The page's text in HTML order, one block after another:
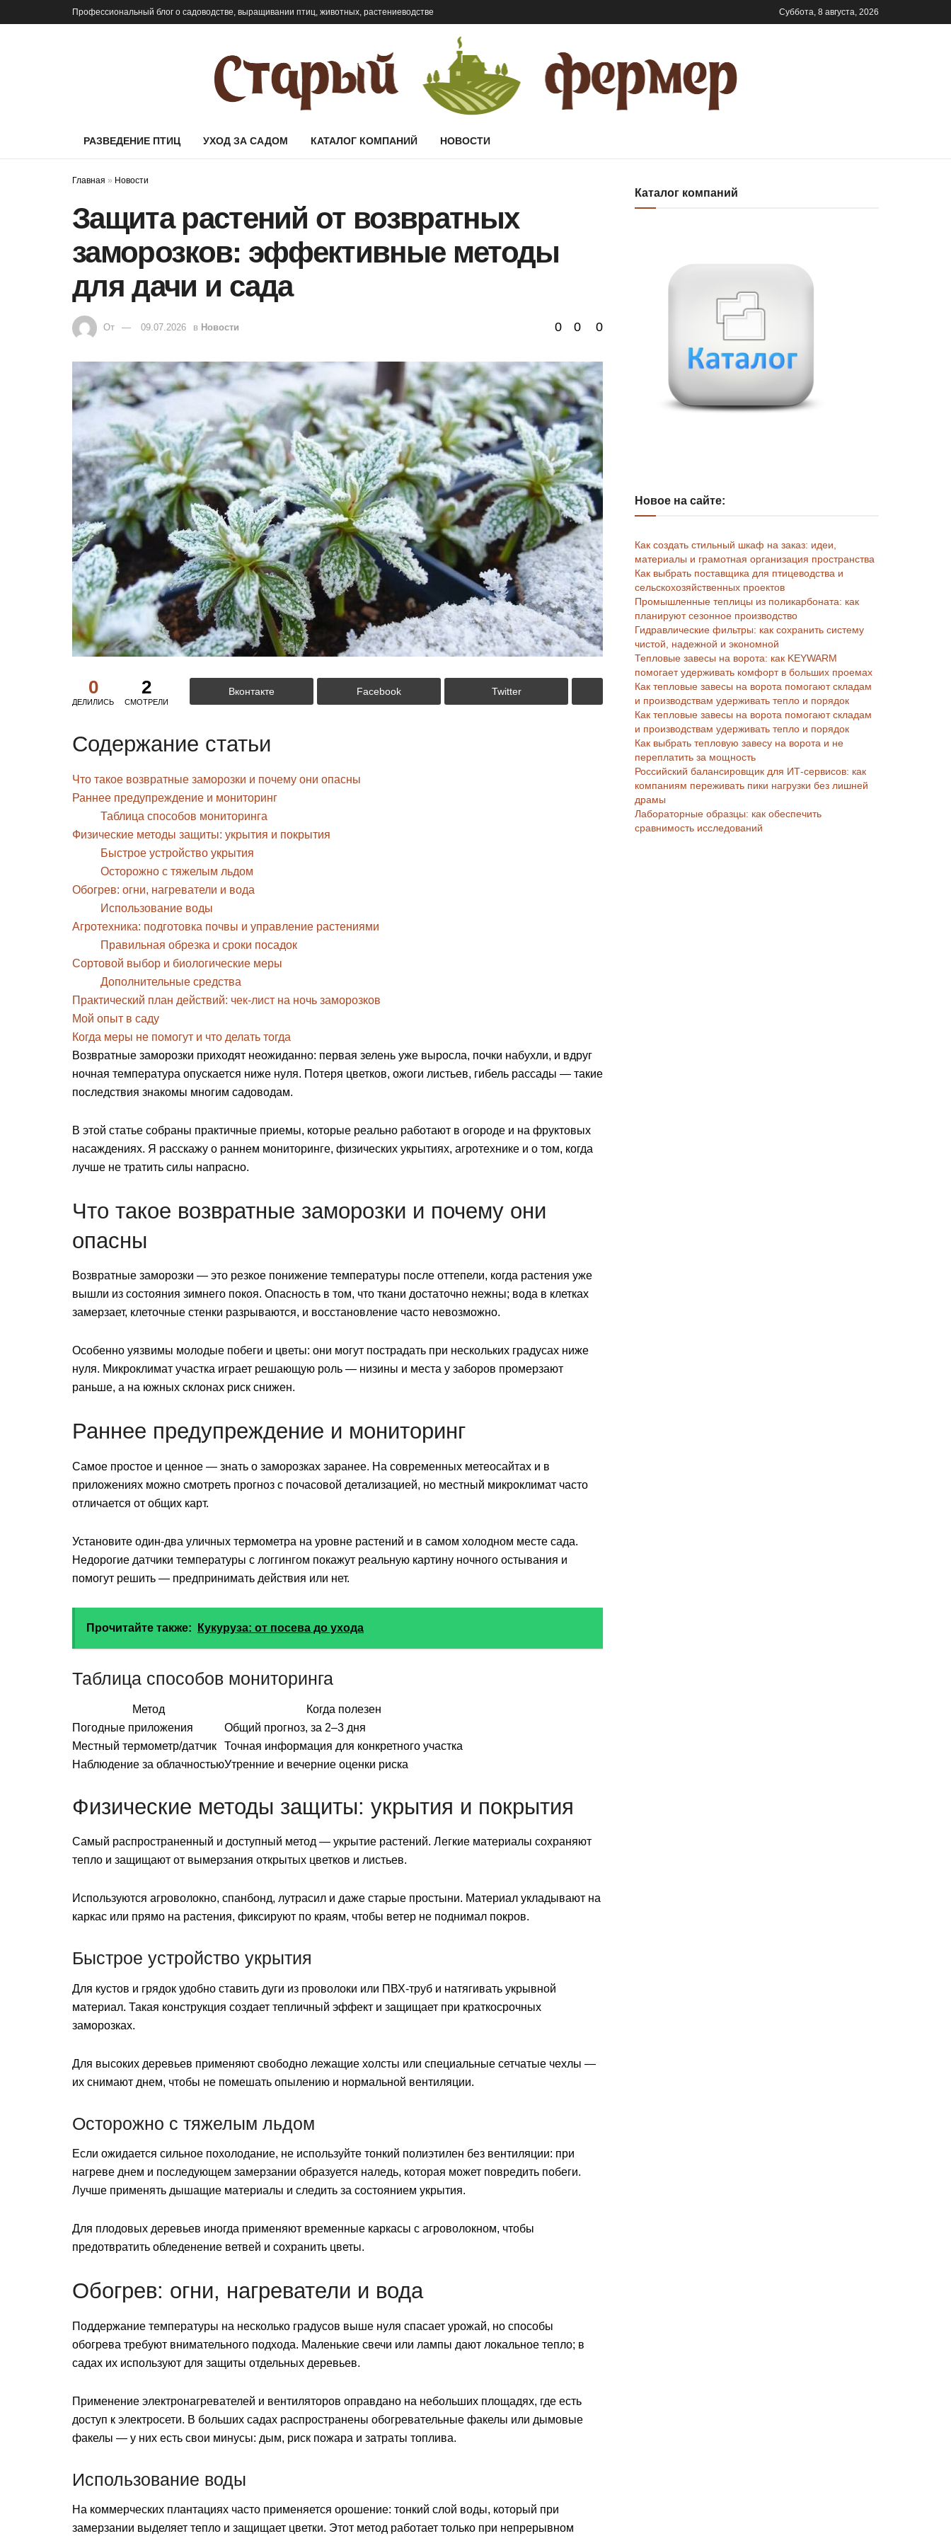
Профессиональный блог о садоводстве, выращивании птиц, животных, растениеводстве Суббота, 8 августа, 2026
РАЗВЕДЕНИЕ ПТИЦ УХОД ЗА САДОМ КАТАЛОГ КОМПАНИЙ НОВОСТИ
Главная » Новости
Защита растений от возвратных
заморозков: эффективные методы
для дачи и сада
От 09.07.2026 в Новости 0 0 0
0
ДЕЛИЛИСЬ
2
СМОТРЕЛИ
Вконтакте Facebook Twitter
Содержание статьи
Что такое возвратные заморозки и почему они опасны
Раннее предупреждение и мониторинг
Таблица способов мониторинга
Физические методы защиты: укрытия и покрытия
Быстрое устройство укрытия
Осторожно с тяжелым льдом
Обогрев: огни, нагреватели и вода
Использование воды
Агротехника: подготовка почвы и управление растениями
Правильная обрезка и сроки посадок
Сортовой выбор и биологические меры
Дополнительные средства
Практический план действий: чек-лист на ночь заморозков
Мой опыт в саду
Когда меры не помогут и что делать тогда
Возвратные заморозки приходят неожиданно: первая зелень уже выросла, почки набухли, и вдруг
ночная температура опускается ниже нуля. Потеря цветков, ожоги листьев, гибель рассады — такие
последствия знакомы многим садоводам.
В этой статье собраны практичные приемы, которые реально работают в огороде и на фруктовых
насаждениях. Я расскажу о раннем мониторинге, физических укрытиях, агротехнике и о том, когда
лучше не тратить силы напрасно.
Что такое возвратные заморозки и почему они
опасны
Возвратные заморозки — это резкое понижение температуры после оттепели, когда растения уже
вышли из состояния зимнего покоя. Опасность в том, что ткани достаточно нежны; вода в клетках
замерзает, клеточные стенки разрываются, и восстановление часто невозможно.
Особенно уязвимы молодые побеги и цветы: они могут пострадать при нескольких градусах ниже
нуля. Микроклимат участка играет решающую роль — низины и места у заборов промерзают
раньше, а на южных склонах риск снижен.
Раннее предупреждение и мониторинг
Самое простое и ценное — знать о заморозках заранее. На современных метеосайтах и в
приложениях можно смотреть прогноз с почасовой детализацией, но местный микроклимат часто
отличается от общих карт.
Установите один-два уличных термометра на уровне растений и в самом холодном месте сада.
Недорогие датчики температуры с логгингом покажут реальную картину ночного остывания и
помогут решить — предпринимать действия или нет.
Прочитайте также: Кукуруза: от посева до ухода
Таблица способов мониторинга
Метод
Когда полезен
Погодные приложения
Общий прогноз, за 2–3 дня
Местный термометр/датчик
Точная информация для конкретного участка
Наблюдение за облачностьюУтренние и вечерние оценки риска
Физические методы защиты: укрытия и покрытия
Самый распространенный и доступный метод — укрытие растений. Легкие материалы сохраняют
тепло и защищают от вымерзания открытых цветков и листьев.
Используются агроволокно, спанбонд, лутрасил и даже старые простыни. Материал укладывают на
каркас или прямо на растения, фиксируют по краям, чтобы ветер не поднимал покров.
Быстрое устройство укрытия
Для кустов и грядок удобно ставить дуги из проволоки или ПВХ-труб и натягивать укрывной
материал. Такая конструкция создает тепличный эффект и защищает при краткосрочных
заморозках.
Для высоких деревьев применяют свободно лежащие холсты или специальные сетчатые чехлы —
их снимают днем, чтобы не помешать опылению и нормальной вентиляции.
Осторожно с тяжелым льдом
Если ожидается сильное похолодание, не используйте тонкий полиэтилен без вентиляции: при
нагреве днем и последующем замерзании образуется наледь, которая может повредить побеги.
Лучше применять дышащие материалы и следить за состоянием укрытия.
Для плодовых деревьев иногда применяют временные каркасы с агроволокном, чтобы
предотвратить обледенение ветвей и сохранить цветы.
Обогрев: огни, нагреватели и вода
Поддержание температуры на несколько градусов выше нуля спасает урожай, но способы
обогрева требуют внимательного подхода. Маленькие свечи или лампы дают локальное тепло; в
садах их используют для защиты отдельных деревьев.
Применение электронагревателей и вентиляторов оправдано на небольших площадях, где есть
доступ к электросети. В больших садах распространены обогревательные факелы или дымовые
факелы — у них есть свои минусы: дым, риск пожара и затраты топлива.
Использование воды
На коммерческих плантациях часто применяется орошение: тонкий слой воды, который при
замерзании выделяет тепло и защищает цветки. Этот метод работает только при непрерывном
Каталог компаний
Новое на сайте:
Как создать стильный шкаф на заказ: идеи,
материалы и грамотная организация пространства
Как выбрать поставщика для птицеводства и
сельскохозяйственных проектов
Промышленные теплицы из поликарбоната: как
планируют сезонное производство
Гидравлические фильтры: как сохранить систему
чистой, надежной и экономной
Тепловые завесы на ворота: как KEYWARM
помогает удерживать комфорт в больших проемах
Как тепловые завесы на ворота помогают складам
и производствам удерживать тепло и порядок
Как тепловые завесы на ворота помогают складам
и производствам удерживать тепло и порядок
Как выбрать тепловую завесу на ворота и не
переплатить за мощность
Российский балансировщик для ИТ-сервисов: как
компаниям переживать пики нагрузки без лишней
драмы
Лабораторные образцы: как обеспечить
сравнимость исследований